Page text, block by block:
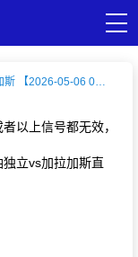
石油独立 VS 加拉加斯 【2026-05-06 06:00:00】
以上信号都无效，
独立vs加拉加斯直